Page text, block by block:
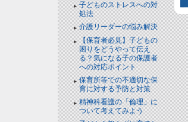
子どものストレスへの対
処法
介護リーダーの悩み解決
【保育者必見】子どもの
困りをどうやって伝え
る？気になる子の保護者
への対応ポイント
保育所等での不適切な保
育に対する予防と対策
精神科看護の「倫理」に
ついて考えてみよう